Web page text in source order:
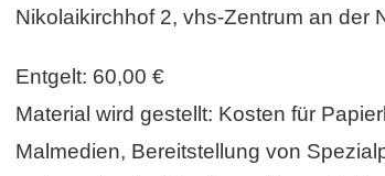
Nikolaikirchhof 2, vhs-Zentrum an der
Entgelt: 60,00 €
Material wird gestellt: Kosten für
Malmedien, Bereitstellung von